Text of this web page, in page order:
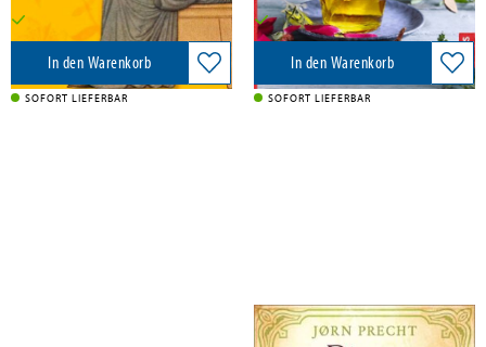
Versandkostenfrei in DE
In den Warenkorb
SOFORT LIEFERBAR
Versandkostenfrei in DE
In den Warenkorb
SOFORT LIEFERBAR